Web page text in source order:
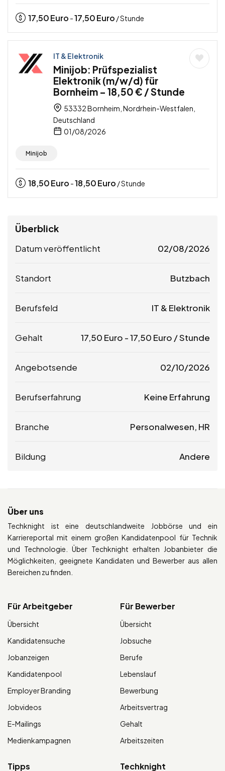
17,50Euro -17,50Euro / Stunde
IT & Elektronik
Minijob: Prüfspezialist
Elektronik (m/w/d) für
Bornheim – 18,50 € / Stunde
53332 Bornheim, Nordrhein-Westfalen,
Deutschland
01/08/2026
Minijob
18,50Euro -18,50Euro / Stunde
Überblick
Datum veröffentlicht 02/08/2026
Standort Butzbach
Berufsfeld IT & Elektronik
Gehalt 17,50 Euro -17,50 Euro / Stunde
Angebotsende 02/10/2026
Berufserfahrung Keine Erfahrung
Branche Personalwesen, HR
Bildung Andere
Über uns
Techknight ist eine deutschlandweite Jobbörse und ein
Karriereportal mit einem großen Kandidatenpool für Technik
und Technologie. Über Techknight erhalten Jobanbieter die
Möglichkeiten, geeignete Kandidaten und Bewerber aus allen
Bereichen zu finden.
Für Arbeitgeber
Übersicht
Kandidatensuche
Jobanzeigen
Kandidatenpool
Employer Branding
Jobvideos
E-Mailings
Medienkampagnen
Für Bewerber
Übersicht
Jobsuche
Berufe
Lebenslauf
Bewerbung
Arbeitsvertrag
Gehalt
Arbeitszeiten
Tipps Techknight